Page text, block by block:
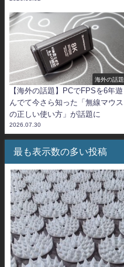
海外の話題
【海外の話題】PCでFPSを6年遊
んでて今さら知った「無線マウス
の正しい使い方」が話題に
2026.07.30
最も表示数の多い投稿